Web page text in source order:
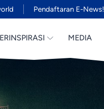
Pendaftaran E-News!
MEDIA